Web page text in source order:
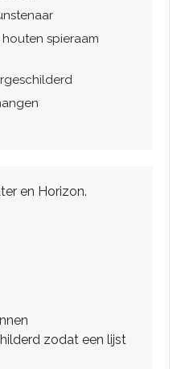
spieraam
en Horizon.
zodat een lijst